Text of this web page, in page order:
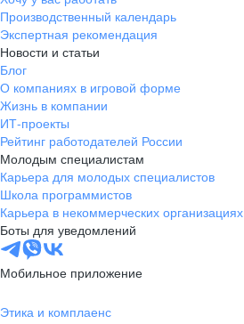
Производственный календарь
Экспертная рекомендация
Новости и статьи
Блог
О компаниях в игровой форме
Жизнь в компании
ИТ-проекты
Рейтинг работодателей России
Молодым специалистам
Карьера для молодых специалистов
Школа программистов
Карьера в некоммерческих организациях
Боты для уведомлений
Мобильное приложение
Этика и комплаенс